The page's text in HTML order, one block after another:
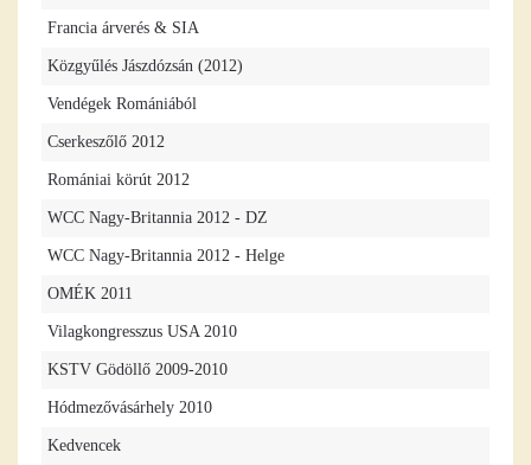
Francia árverés & SIA
Közgyűlés Jászdózsán (2012)
Vendégek Romániából
Cserkeszőlő 2012
Romániai körút 2012
WCC Nagy-Britannia 2012 - DZ
WCC Nagy-Britannia 2012 - Helge
OMÉK 2011
Vilagkongresszus USA 2010
KSTV Gödöllő 2009-2010
Hódmezővásárhely 2010
Kedvencek